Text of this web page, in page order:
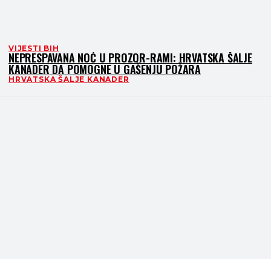
VIJESTI BIH
NEPRESPAVANA NOĆ U PROZOR-RAMI: HRVATSKA ŠALJE
KANADER DA POMOGNE U GAŠENJU POŽARA
HRVATSKA ŠALJE KANADER